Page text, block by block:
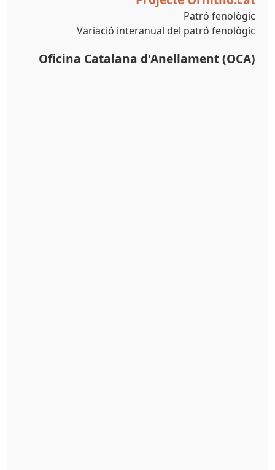
Patró fenològic
Variació interanual del patró fenològic
Oficina Catalana d'Anellament (OCA)